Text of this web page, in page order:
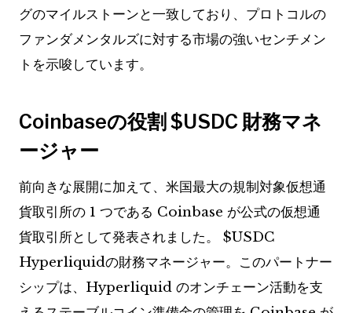
グのマイルストーンと一致しており、プロトコルの
ファンダメンタルズに対する市場の強いセンチメン
トを示唆しています。
Coinbaseの役割 $USDC 財務マネ
ージャー
前向きな展開に加えて、米国最大の規制対象仮想通
貨取引所の 1 つである Coinbase が公式の仮想通
貨取引所として発表されました。 $USDC
Hyperliquidの財務マネージャー。このパートナー
シップは、Hyperliquid のオンチェーン活動を支